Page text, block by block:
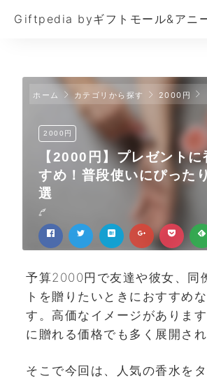
Giftpedia byギフトモール&アニ
ホーム カテゴリから探す 2000円
2000円
【2000円】プレゼント
すめ！普段使いにぴった
選
予算2000円で友達や彼女、同
トを贈りたいときにおすすめ
す。高価なイメージがありま
に贈れる価格でも多く展開され
そこで今回は、人気の香水を